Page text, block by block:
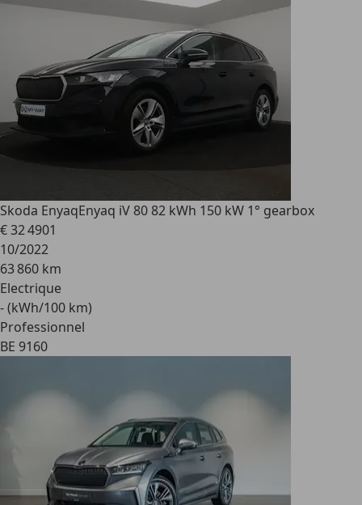
Skoda EnyaqEnyaq iV 80 82 kWh 150 kW 1° gearbox
€ 32 4901
10/2022
63 860 km
Electrique
- (kWh/100 km)
Professionnel
BE 9160